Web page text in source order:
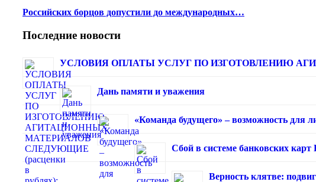
Российских борцов допустили до международных…
Последние новости
УСЛОВИЯ ОПЛАТЫ УСЛУГ ПО ИЗГОТОВЛЕНИЮ
Дань памяти и уважения
«Команда будущего» – возможность для
Сбой в системе банковских
Верность клятве: